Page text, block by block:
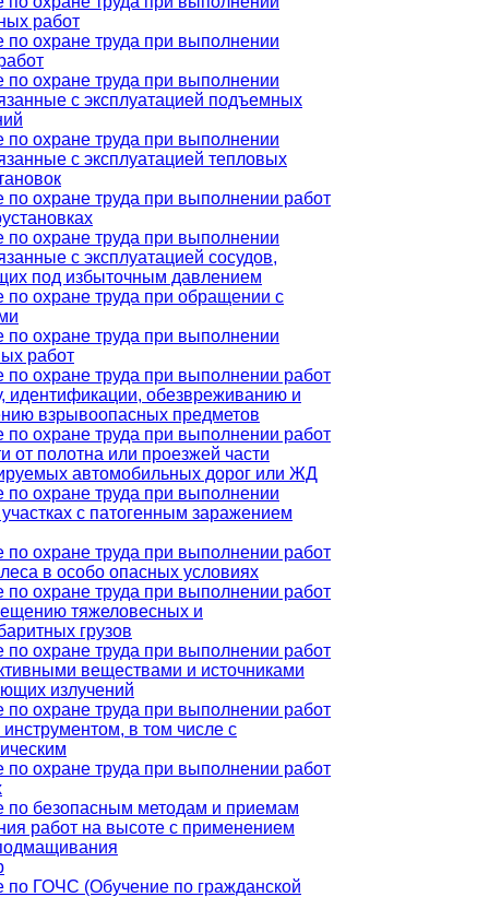
работ
по охране труда при выполнении
по охране труда при выполнении
с эксплуатацией подъемных
по охране труда при выполнении
с эксплуатацией тепловых
по охране труда при выполнении работ
по охране труда при выполнении
с эксплуатацией сосудов,
под избыточным давлением
по охране труда при обращении с
по охране труда при выполнении
работ
по охране труда при выполнении работ
идентификации, обезвреживанию и
взрывоопасных предметов
по охране труда при выполнении работ
от полотна или проезжей части
автомобильных дорог или ЖД
по охране труда при выполнении
участках с патогенным заражением
по охране труда при выполнении работ
в особо опасных условиях
по охране труда при выполнении работ
тяжеловесных и
грузов
по охране труда при выполнении работ
веществами и источниками
излучений
по охране труда при выполнении работ
в том числе с
по охране труда при выполнении работ
по безопасным методам и приемам
работ на высоте с применением
по ГОЧС (Обучение по гражданской